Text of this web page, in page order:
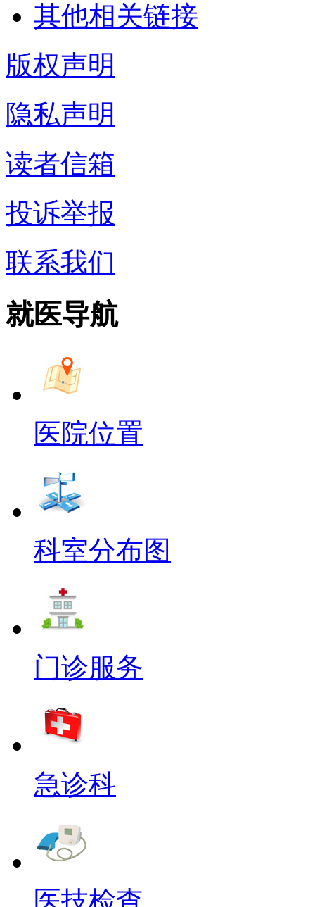
其他相关链接
版权声明
隐私声明
读者信箱
投诉举报
联系我们
就医导航
医院位置
科室分布图
门诊服务
急诊科